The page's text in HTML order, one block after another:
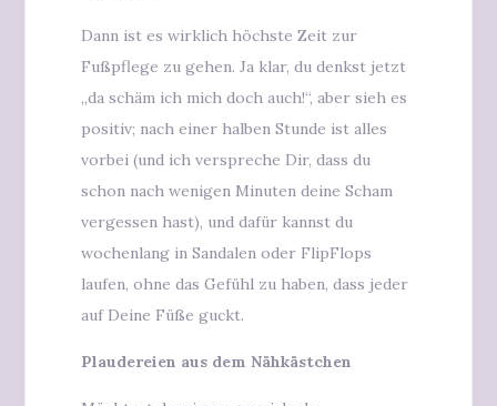
Dann ist es wirklich höchste Zeit zur
Fußpflege zu gehen. Ja klar, du denkst jetzt
„da schäm ich mich doch auch!“, aber sieh es
positiv; nach einer halben Stunde ist alles
vorbei (und ich verspreche Dir, dass du
schon nach wenigen Minuten deine Scham
vergessen hast), und dafür kannst du
wochenlang in Sandalen oder FlipFlops
laufen, ohne das Gefühl zu haben, dass jeder
auf Deine Füße guckt.
Plaudereien aus dem Nähkästchen